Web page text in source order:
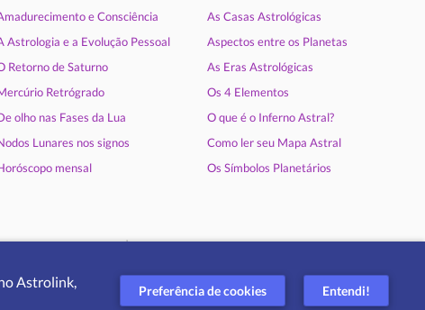
e Consciência
Astrologia e a Evolução Pessoal
Retorno de Saturno
Retrógrado
olho nas Fases da Lua
Lunares nos signos
mensal
As Casas Astrológicas
Aspectos entre os Planetas
As Eras Astrológicas
Os 4 Elementos
O que é o Inferno Astral?
Como ler seu Mapa Astral
Os Símbolos Planetários
de privacidade |Ajuda
Português
Astrolink,
Entendi!
Preferência de cookies